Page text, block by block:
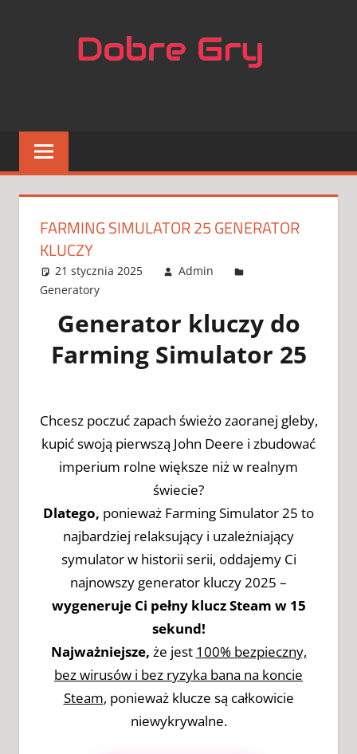
FARMING SIMULATOR 25 GENERATOR
KLUCZY
21 stycznia 2025
Admin
Generatory
Generator kluczy do
Farming Simulator 25
Chcesz poczuć zapach świeżo zaoranej gleby,
kupić swoją pierwszą John Deere i zbudować
imperium rolne większe niż w realnym
świecie?
Dlatego, ponieważ Farming Simulator 25 to
najbardziej relaksujący i uzależniający
symulator w historii serii, oddajemy Ci
najnowszy generator kluczy 2025 –
wygeneruje Ci pełny klucz Steam w 15
sekund!
Najważniejsze, że jest 100% bezpieczny,
bez wirusów i bez ryzyka bana na koncie
Steam, ponieważ klucze są całkowicie
niewykrywalne.